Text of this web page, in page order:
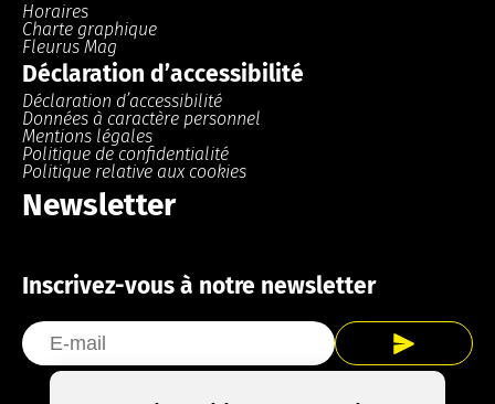
Horaires
Charte graphique
Fleurus Mag
Déclaration d’accessibilité
Déclaration d’accessibilité
Données à caractère personnel
Mentions légales
Politique de confidentialité
Politique relative aux cookies
Newsletter
Inscrivez-vous à notre newsletter